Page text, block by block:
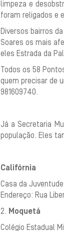
limpeza e
foram religados e
Diversos bairros
Soares os mais
eles Estrada da
Todos os 58
quem precisar de
981609740.
Já a Secretaria
população. Eles
Califórnia
Casa da
Endereço: Rua
2. Moquetá
Colégio Estadual